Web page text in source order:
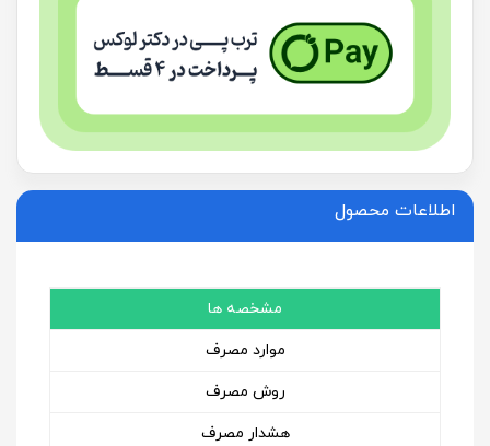
اطلاعات محصول
مشخصه ها
موارد مصرف
روش مصرف
هشدار مصرف